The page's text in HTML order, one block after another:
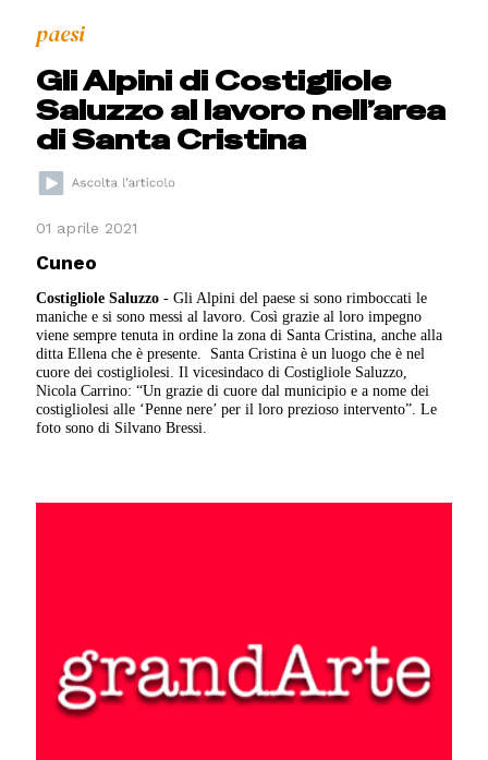
paesi
Gli Alpini di Costigliole
Saluzzo al lavoro nell’area
di Santa Cristina
01 aprile 2021
Cuneo
Costigliole Saluzzo - Gli Alpini del paese si sono rimboccati le
maniche e si sono messi al lavoro. Così grazie al loro impegno
viene sempre tenuta in ordine la zona di Santa Cristina, anche alla
ditta Ellena che è presente. Santa Cristina è un luogo che è nel
cuore dei costigliolesi. Il vicesindaco di Costigliole Saluzzo,
Nicola Carrino: “Un grazie di cuore dal municipio e a nome dei
costigliolesi alle ‘Penne nere’ per il loro prezioso intervento”. Le
foto sono di Silvano Bressi.